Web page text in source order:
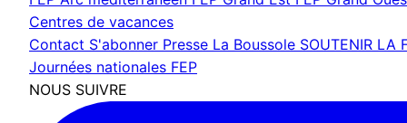
Centres de vacances
Contact S'abonner Presse La Boussole SOUTENIR LA
Journées nationales FEP
NOUS SUIVRE